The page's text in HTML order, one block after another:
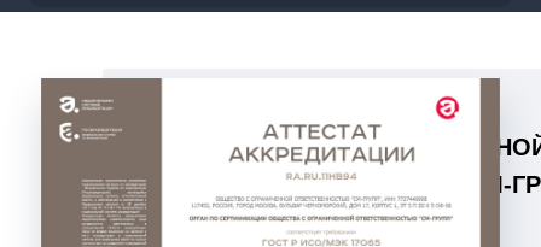
ОБЩЕСТВО С
ОТВЕТСТВЕННОСТЬЮ «СМ-